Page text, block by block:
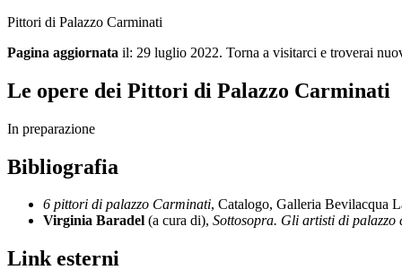
Pittori di Palazzo Carminati
Pagina aggiornata il: 29 luglio 2022. Torna a visitarci e troverai
Le opere dei Pittori di Palazzo Carminati
In preparazione
Bibliografia
6 pittori di palazzo Carminati, Catalogo, Galleria Bevilacqua
Virginia Baradel (a cura di), Sottosopra. Gli artisti di palazzo
Link esterni